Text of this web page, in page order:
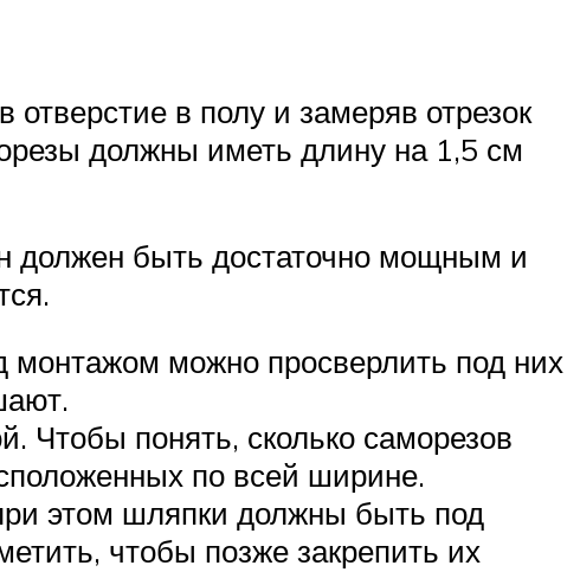
в полу и замеряв отрезок
должны иметь длину на 1,5 см
должен быть достаточно мощным и
монтажом можно просверлить под них
Чтобы понять, сколько саморезов
по всей ширине.
этом шляпки должны быть под
чтобы позже закрепить их